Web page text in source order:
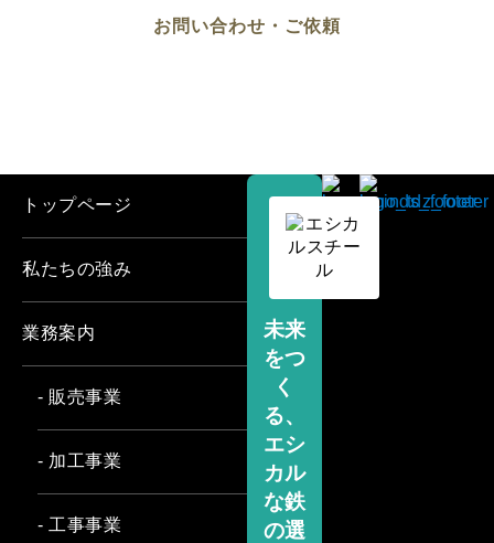
お問い合わせ・ご依頼
未来
をつ
く
る、
エシ
カル
な鉄
の選
トップページ
私たちの強み
業務案内
- 販売事業
- 加工事業
- 工事事業